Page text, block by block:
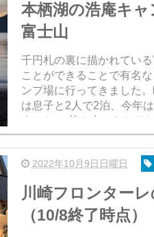
本栖湖の浩庵キ
富士山
千円札の裏に描かれてい
ことができることで有名
ンプ場に行ってきました
は息子と2人で2泊、今年
ました。 焚き火にあたり
癖のついた46のおっさん
な...
2022年10月9日日曜日
川崎フロンター
（10/8終了時点）